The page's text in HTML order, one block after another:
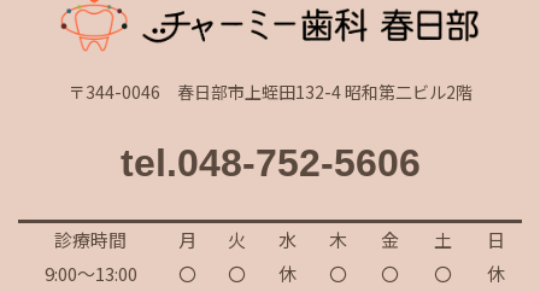
〒344-0046 春日部市上蛭田132-4 昭和第二ビル2階
tel.048-752-5606
診療時間 月 火 水 木 金 土
日
9:00～13:00
〇 〇 休 〇 〇 〇
休